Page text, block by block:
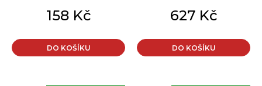
158 Kč
DO KOŠÍKU
627 Kč
DO KOŠÍKU